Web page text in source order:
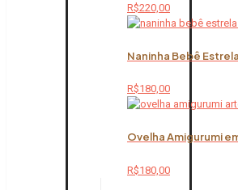
R$220,00
Naninha Bebê
R$180,00
Ovelha Amigurumi
R$180,00